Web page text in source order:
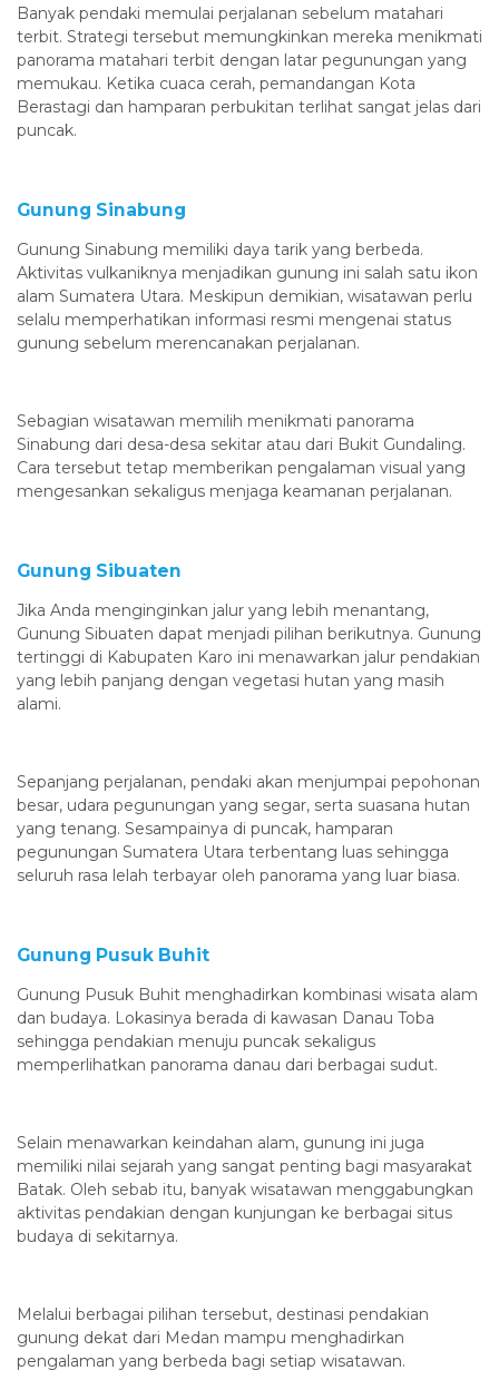
Banyak pendaki memulai perjalanan sebelum matahari
terbit. Strategi tersebut memungkinkan mereka menikmati
panorama matahari terbit dengan latar pegunungan yang
memukau. Ketika cuaca cerah, pemandangan Kota
Berastagi dan hamparan perbukitan terlihat sangat jelas dari
puncak.
Gunung Sinabung
Gunung Sinabung memiliki daya tarik yang berbeda.
Aktivitas vulkaniknya menjadikan gunung ini salah satu ikon
alam Sumatera Utara. Meskipun demikian, wisatawan perlu
selalu memperhatikan informasi resmi mengenai status
gunung sebelum merencanakan perjalanan.
Sebagian wisatawan memilih menikmati panorama
Sinabung dari desa-desa sekitar atau dari Bukit Gundaling.
Cara tersebut tetap memberikan pengalaman visual yang
mengesankan sekaligus menjaga keamanan perjalanan.
Gunung Sibuaten
Jika Anda menginginkan jalur yang lebih menantang,
Gunung Sibuaten dapat menjadi pilihan berikutnya. Gunung
tertinggi di Kabupaten Karo ini menawarkan jalur pendakian
yang lebih panjang dengan vegetasi hutan yang masih
alami.
Sepanjang perjalanan, pendaki akan menjumpai pepohonan
besar, udara pegunungan yang segar, serta suasana hutan
yang tenang. Sesampainya di puncak, hamparan
pegunungan Sumatera Utara terbentang luas sehingga
seluruh rasa lelah terbayar oleh panorama yang luar biasa.
Gunung Pusuk Buhit
Gunung Pusuk Buhit menghadirkan kombinasi wisata alam
dan budaya. Lokasinya berada di kawasan Danau Toba
sehingga pendakian menuju puncak sekaligus
memperlihatkan panorama danau dari berbagai sudut.
Selain menawarkan keindahan alam, gunung ini juga
memiliki nilai sejarah yang sangat penting bagi masyarakat
Batak. Oleh sebab itu, banyak wisatawan menggabungkan
aktivitas pendakian dengan kunjungan ke berbagai situs
budaya di sekitarnya.
Melalui berbagai pilihan tersebut, destinasi pendakian
gunung dekat dari Medan mampu menghadirkan
pengalaman yang berbeda bagi setiap wisatawan.